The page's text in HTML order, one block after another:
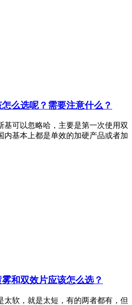
么选呢？需要注意什么？
基可以忽略哈，主要是第一次使用双
内基本上都是单效的加硬产品或者加
和双效片应该怎么选？
太软，就是太短，有的两者都有，但